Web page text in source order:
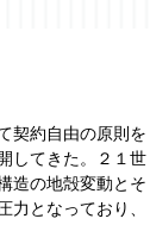
契約自由の原則を
してきた。２１世
造の地殻変動とそ
となっており、